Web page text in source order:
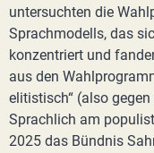
untersuchten die
Sprachmodells, das
konzentriert und
aus den
elitistisch“ (also
Sprachlich am
2025 das Bündnis